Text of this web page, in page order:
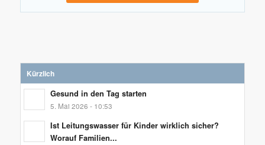
Kürzlich
Gesund in den Tag starten
5. Mai 2026 - 10:53
Ist Leitungswasser für Kinder wirklich sicher?
Worauf Familien...